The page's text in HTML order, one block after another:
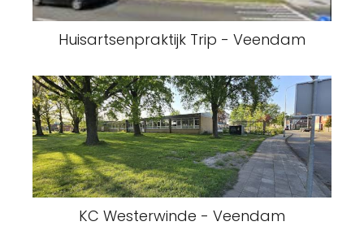
Huisartsenpraktijk Trip - Veendam
KC Westerwinde - Veendam